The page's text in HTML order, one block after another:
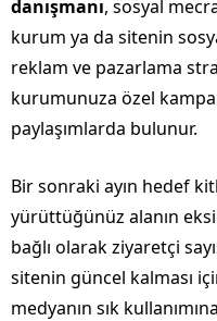
danışmanı, sosyal
kurum ya da sitenin
reklam ve pazarlama
kurumunuza özel
paylaşımlarda bulunur.
Bir sonraki ayın hedef
yürüttüğünüz alanın
bağlı olarak ziyaretçi
sitenin güncel kalması
medyanın sık